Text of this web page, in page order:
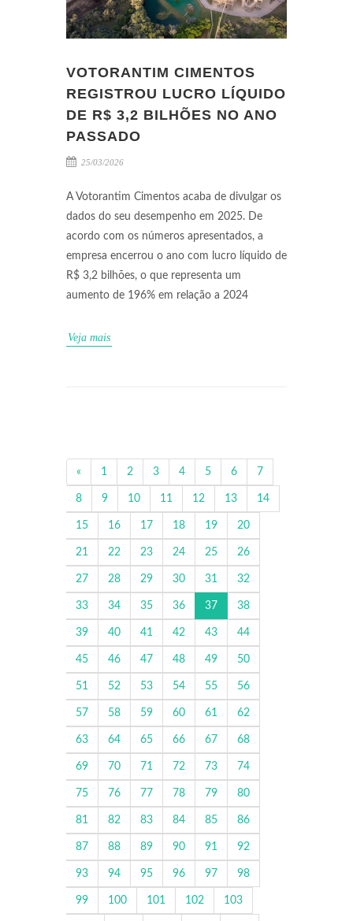
VOTORANTIM CIMENTOS
REGISTROU LUCRO LÍQUIDO
DE R$ 3,2 BILHÕES NO ANO
PASSADO
25/03/2026
A Votorantim Cimentos acaba de divulgar os
dados do seu desempenho em 2025. De
acordo com os números apresentados, a
empresa encerrou o ano com lucro líquido de
R$ 3,2 bilhões, o que representa um
aumento de 196% em relação a 2024
Veja mais
« 1 2 3 4 5 6 7
8 9 10 11 12 13 14
15 16 17 18 19 20
21 22 23 24 25 26
27 28 29 30 31 32
33 34 35 36 37 38
39 40 41 42 43 44
45 46 47 48 49 50
51 52 53 54 55 56
57 58 59 60 61 62
63 64 65 66 67 68
69 70 71 72 73 74
75 76 77 78 79 80
81 82 83 84 85 86
87 88 89 90 91 92
93 94 95 96 97 98
99 100 101 102 103